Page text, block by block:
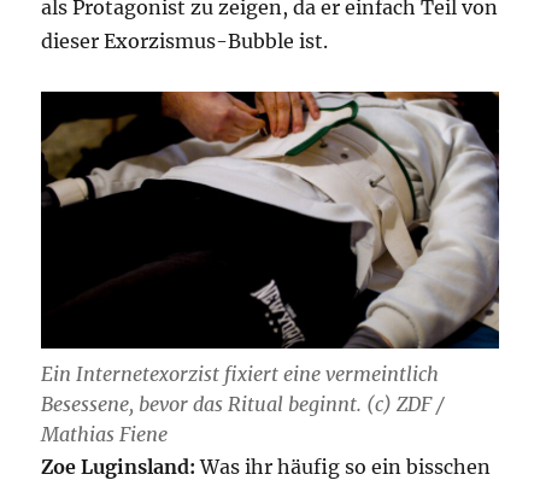
als Protagonist zu zeigen, da er einfach Teil von
dieser Exorzismus-Bubble ist.
Ein Internetexorzist fixiert eine vermeintlich
Besessene, bevor das Ritual beginnt. (c) ZDF /
Mathias Fiene
Zoe Luginsland:Was ihr häufig so ein bisschen